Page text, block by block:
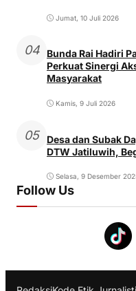
Jumat, 10 Juli 2026
04
Bunda Rai Hadiri
Perkuat Sinergi
Masyarakat
Kamis, 9 Juli 2026
05
Desa dan Subak
DTW Jatiluwih,
Selasa, 9 Desember
Follow Us